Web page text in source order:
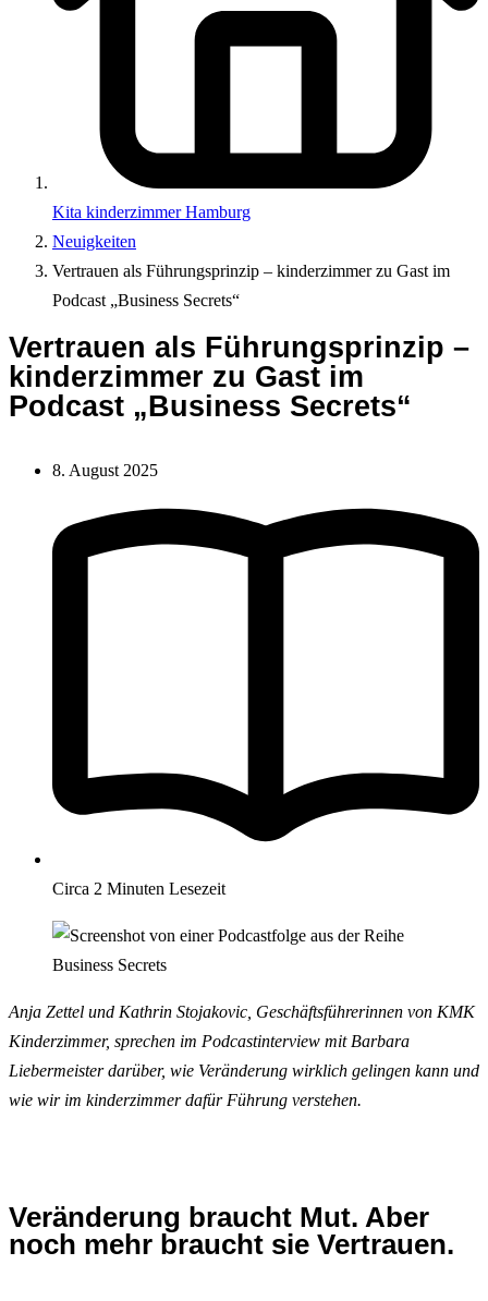
Kita kinderzimmer Hamburg
Neuigkeiten
Vertrauen als Führungsprinzip – kinderzimmer zu Gast im
Podcast „Business Secrets“
Vertrauen als Führungsprinzip –
kinderzimmer zu Gast im
Podcast „Business Secrets“
8. August 2025
Circa 2 Minuten Lesezeit
Anja Zettel und Kathrin Stojakovic, Geschäftsführerinnen von KMK
Kinderzimmer, sprechen im Podcastinterview mit Barbara
Liebermeister darüber, wie Veränderung wirklich gelingen kann und
wie wir im kinderzimmer dafür Führung verstehen.
Veränderung braucht Mut. Aber
noch mehr braucht sie Vertrauen.